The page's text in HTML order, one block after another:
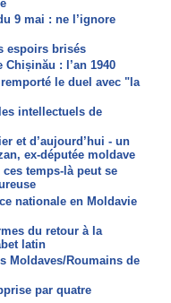
9 mai : ne l’ignore
espoirs brisés
: l’an 1940
le duel avec "la
intellectuels de
et d’aujourd’hui - un
ex-députée moldave
ces temps-là peut se
nationale en Moldavie
du retour à la
latin
Moldaves/Roumains de
par quatre